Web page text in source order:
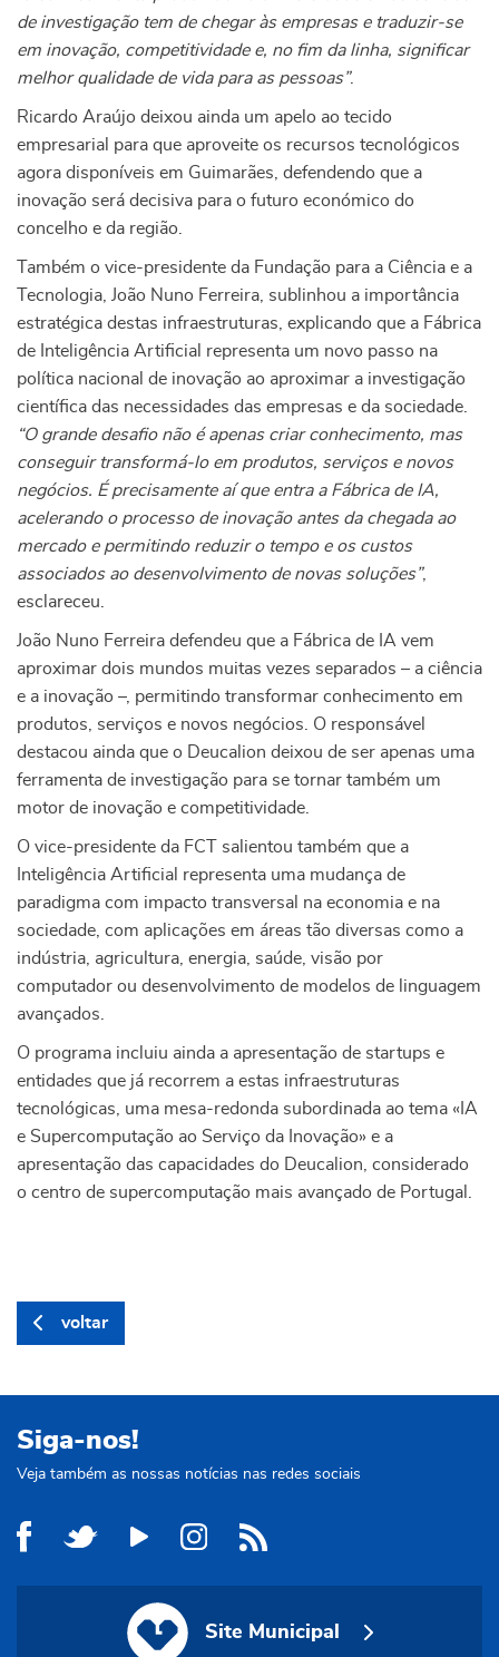
de investigação tem de chegar às empresas e traduzir-se
em inovação, competitividade e, no fim da linha, significar
melhor qualidade de vida para as pessoas”.
Ricardo Araújo deixou ainda um apelo ao tecido
empresarial para que aproveite os recursos tecnológicos
agora disponíveis em Guimarães, defendendo que a
inovação será decisiva para o futuro económico do
concelho e da região.
Também o vice-presidente da Fundação para a Ciência e a
Tecnologia, João Nuno Ferreira, sublinhou a importância
estratégica destas infraestruturas, explicando que a Fábrica
de Inteligência Artificial representa um novo passo na
política nacional de inovação ao aproximar a investigação
científica das necessidades das empresas e da sociedade.
“O grande desafio não é apenas criar conhecimento, mas
conseguir transformá-lo em produtos, serviços e novos
negócios. É precisamente aí que entra a Fábrica de IA,
acelerando o processo de inovação antes da chegada ao
mercado e permitindo reduzir o tempo e os custos
associados ao desenvolvimento de novas soluções”,
esclareceu.
João Nuno Ferreira defendeu que a Fábrica de IA vem
aproximar dois mundos muitas vezes separados – a ciência
e a inovação –, permitindo transformar conhecimento em
produtos, serviços e novos negócios. O responsável
destacou ainda que o Deucalion deixou de ser apenas uma
ferramenta de investigação para se tornar também um
motor de inovação e competitividade.
O vice-presidente da FCT salientou também que a
Inteligência Artificial representa uma mudança de
paradigma com impacto transversal na economia e na
sociedade, com aplicações em áreas tão diversas como a
indústria, agricultura, energia, saúde, visão por
computador ou desenvolvimento de modelos de linguagem
avançados.
O programa incluiu ainda a apresentação de startups e
entidades que já recorrem a estas infraestruturas
tecnológicas, uma mesa-redonda subordinada ao tema «IA
e Supercomputação ao Serviço da Inovação» e a
apresentação das capacidades do Deucalion, considerado
o centro de supercomputação mais avançado de Portugal.
voltar
Siga-nos!
Veja também as nossas notícias nas redes sociais
Site Municipal